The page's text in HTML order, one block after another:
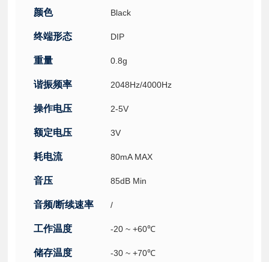
颜色 Black
终端形态 DIP
重量 0.8g
谐振频率 2048Hz/4000Hz
操作电压 2-5V
额定电压 3V
耗电流 80mA MAX
音压 85dB Min
音频/断续速率 /
工作温度 -20 ~ +60℃
储存温度 -30 ~ +70℃